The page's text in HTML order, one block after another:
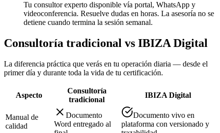
Tu consultor experto disponible vía portal, WhatsApp y
videoconferencia. Resuelve dudas en horas. La asesoría no se
detiene cuando termina la sesión semanal.
Consultoría tradicional vs IBIZA Digital
La diferencia práctica que verás en tu operación diaria — desde el
primer día y durante toda la vida de tu certificación.
Aspecto
Consultoría
tradicional
IBIZA Digital
Manual de
calidad
Documento
Word entregado al
Documento vivo en
plataforma con versionado y